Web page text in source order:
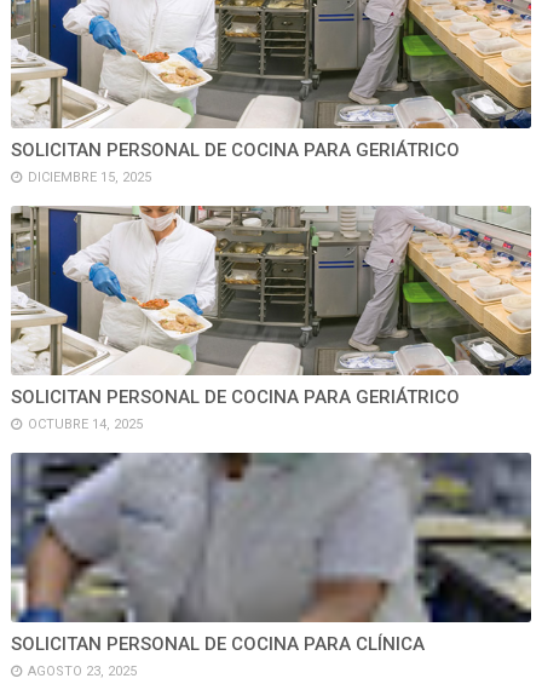
SOLICITAN PERSONAL DE COCINA PARA GERIÁTRICO
DICIEMBRE 15, 2025
SOLICITAN PERSONAL DE COCINA PARA GERIÁTRICO
OCTUBRE 14, 2025
SOLICITAN PERSONAL DE COCINA PARA CLÍNICA
AGOSTO 23, 2025